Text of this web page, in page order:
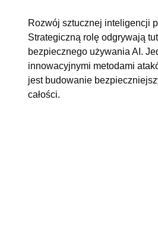
Rozwój sztucznej inteligencji
Strategiczną rolę odgrywają
bezpiecznego używania AI.
innowacyjnymi metodami
jest budowanie
całości.